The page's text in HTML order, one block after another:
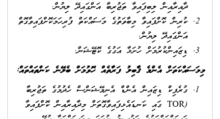
ދާއިރާއިން ލިބިފައިވާ ތަޖުރިބާ އަންގައިދޭ ލިޔުން.
ކުރިން ކޮށްފައިވާ މިބާވަތުގެ މަސައްކަތް ފުރިހަމަކޮށްފައިވާގޮތް
އަންގައިދޭ ލިޔުން.
ޑިޒައިންކުރުމަށް ހުށަޅާ އަގުގެ ކޮޓޭޝަން.
މިމަސައްކަތަށް އެންމެ ޤާބިލު ފަރާތެއް ހޮވުމަށް ބެލޭނެ ކަންތައްތައް:
ގުރެފިކް ޑިޒައިން އެންޑް އެނިމޭޝަންސް ހެދުމުގެ ތަޖުރިބާ
(TOR ގައި ކަނޑައެޅިފައިވާގޮތަށް މިދާއިރާއިން ކޮށްފައިވާ